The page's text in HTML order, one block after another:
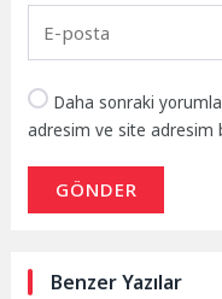
Daha sonraki
adresim ve site adresim
GÖNDER
Benzer Yazılar